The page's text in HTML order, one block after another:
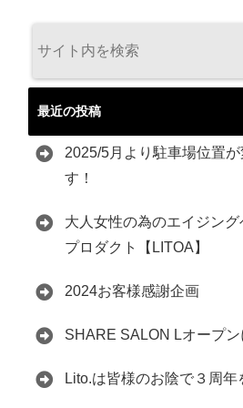
最近の投稿
2025/5月より駐車場位置が
す！
大人女性の為のエイジング
プロダクト【LITOA】
2024お客様感謝企画
SHARE SALON Lオープン
Lito.は皆様のお陰で３周年